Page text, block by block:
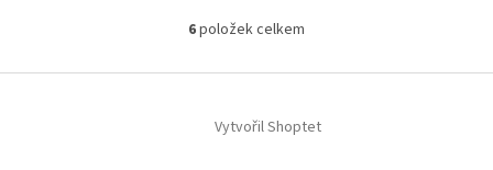
O
l
d
6položek celkem
Vytvořil Shoptet